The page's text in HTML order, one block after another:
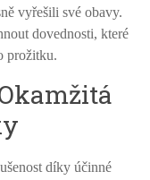
vyřešili své obavy.
dovednosti, které
prožitku.
díky účinné